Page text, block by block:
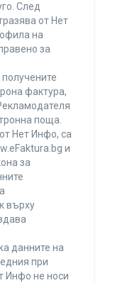
След
от Нет
на
за
фактура,
поща.
Нет Инфо, са
и
за
върху
данните на
при
Инфо не носи